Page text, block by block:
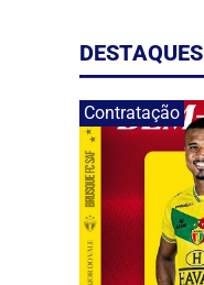
DESTAQUES
Contratação